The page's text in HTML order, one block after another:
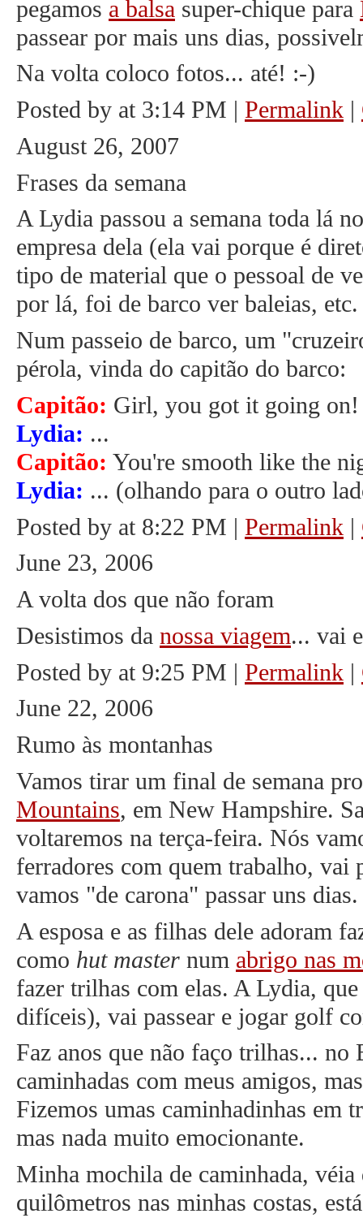
pegamos a balsa super-chique para
passear por mais uns dias,
Na volta coloco fotos... até! :-)
Posted by at 3:14 PM | Permalink |
August 26, 2007
Frases da semana
A Lydia passou a semana toda lá
empresa dela (ela vai porque é
tipo de material que o pessoal de
por lá, foi de barco ver baleias, etc.
Num passeio de barco, um
pérola, vinda do capitão do barco:
Capitão: Girl, you got it going on!
Lydia: ...
Capitão: You're smooth like the
Lydia: ... (olhando para o outro
Posted by at 8:22 PM | Permalink |
June 23, 2006
A volta dos que não foram
Desistimos da nossa viagem... vai
Posted by at 9:25 PM | Permalink |
June 22, 2006
Rumo às montanhas
Vamos tirar um final de semana
Mountains, em New Hampshire.
voltaremos na terça-feira. Nós
ferradores com quem trabalho, vai
vamos "de carona" passar uns dias.
A esposa e as filhas dele adoram
como hut master num abrigo nas
fazer trilhas com elas. A Lydia,
difíceis), vai passear e jogar golf
Faz anos que não faço trilhas... no
caminhadas com meus amigos,
Fizemos umas caminhadinhas em
mas nada muito emocionante.
Minha mochila de caminhada,
quilômetros nas minhas costas,